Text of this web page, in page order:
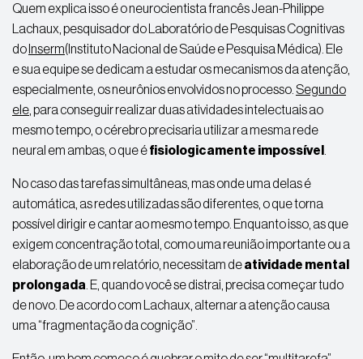
Quem explica isso é oneurocientistafrancêsJean-Philippe
Lachaux , pesquisador do Laboratório de Pesquisas Cognitivas
doInserm(Instituto Nacional de Saúde e Pesquisa Médica). Ele
e sua equipe se dedicam a estudar os mecanismos da atenção,
especialmente, os neurônios envolvidos no processo. Segundo
ele , para conseguir realizar duas atividades intelectuais ao
mesmo tempo, o cérebro precisaria utilizar a mesma rede
neural em ambas, o que éfisiologicamente impossível
No caso das tarefas simultâneas, mas onde uma delas é
automática, as redes utilizadas são diferentes, o que torna
possível dirigir e cantar ao mesmo tempo. Enquanto isso, as que
exigem concentração total, como uma reunião importante ou a
elaboração de um relatório, necessitam deatividade mental
prolongada . E, quando você se distrai, precisa começar tudo
de novo. De acordo com Lachaux , alternar a atenção causa
uma “fragmentação da cognição”.